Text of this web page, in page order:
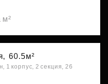
м²
60.5м²
1 корпус, 2 секция, 26